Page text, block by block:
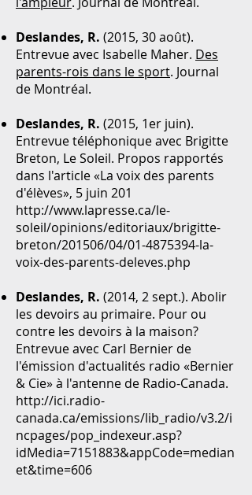
Deslandes, R. (2015, 30 août).
Entrevue avec Isabelle Maher. Des
parents-rois dans le sport. Journal
de Montréal.
Deslandes, R. (2015, 1er juin).
Entrevue téléphonique avec Brigitte
Breton, Le Soleil. Propos rapportés
dans l'article «La voix des parents
d'élèves», 5 juin 201
http://www.lapresse.ca/le-
soleil/opinions/editoriaux/brigitte-
breton/201506/04/01-4875394-la-
voix-des-parents-deleves.php
Deslandes, R. (2014, 2 sept.). Abolir
les devoirs au primaire. Pour ou
contre les devoirs à la maison?
Entrevue avec Carl Bernier de
l'émission d'actualités radio «Bernier
& Cie» à l'antenne de Radio-Canada.
http://ici.radio-
canada.ca/emissions/lib_radio/v3.2/i
ncpages/pop_indexeur.asp?
idMedia=7151883&appCode=median
et&time=606